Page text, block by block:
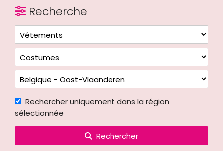
Recherche
Rechercher uniquement dans la région
sélectionnée
Rechercher